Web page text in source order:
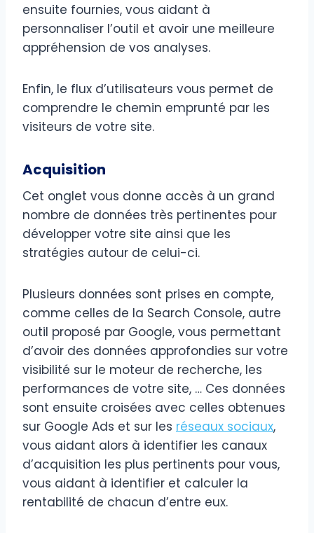
ensuite fournies, vous aidant à
personnaliser l’outil et avoir une meilleure
appréhension de vos analyses.
Enfin, le flux d’utilisateurs vous permet de
comprendre le chemin emprunté par les
visiteurs de votre site.
Acquisition
Cet onglet vous donne accès à un grand
nombre de données très pertinentes pour
développer votre site ainsi que les
stratégies autour de celui-ci.
Plusieurs données sont prises en compte,
comme celles de la Search Console, autre
outil proposé par Google, vous permettant
d’avoir des données approfondies sur votre
visibilité sur le moteur de recherche, les
performances de votre site, … Ces données
sont ensuite croisées avec celles obtenues
sur Google Ads et sur les réseaux sociaux,
vous aidant alors à identifier les canaux
d’acquisition les plus pertinents pour vous,
vous aidant à identifier et calculer la
rentabilité de chacun d’entre eux.